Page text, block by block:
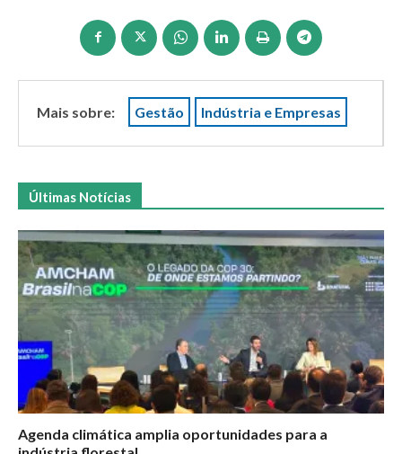
Mais sobre: Gestão Indústria e Empresas
Últimas Notícias
Agenda climática amplia oportunidades para a